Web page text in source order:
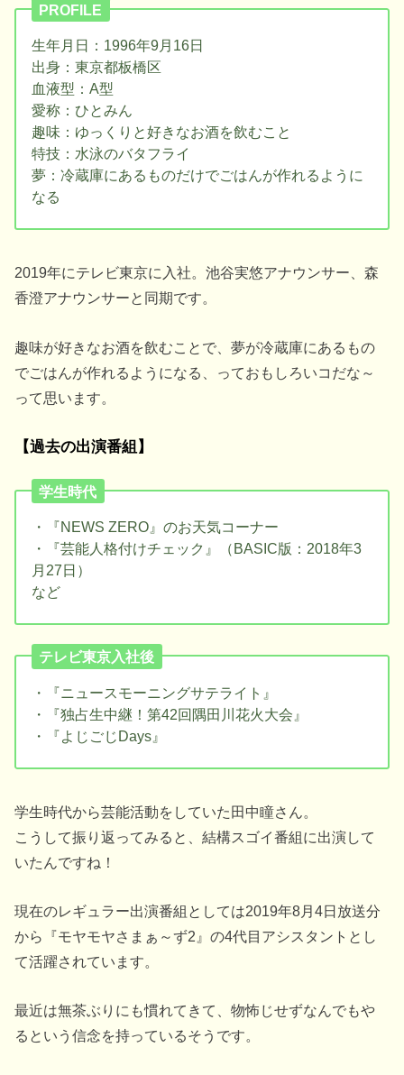
PROFILE
生年月日：1996年9月16日
出身：東京都板橋区
血液型：A型
愛称：ひとみん
趣味：ゆっくりと好きなお酒を飲むこと
特技：水泳のバタフライ
夢：冷蔵庫にあるものだけでごはんが作れるように
なる
2019年にテレビ東京に入社。池谷実悠アナウンサー、森
香澄アナウンサーと同期です。
趣味が好きなお酒を飲むことで、夢が冷蔵庫にあるもの
でごはんが作れるようになる、っておもしろいコだな～
って思います。
【過去の出演番組】
学生時代
・『NEWS ZERO』のお天気コーナー
・『芸能人格付けチェック』（BASIC版：2018年3
月27日）
など
テレビ東京入社後
・『ニュースモーニングサテライト』
・『独占生中継！第42回隅田川花火大会』
・『よじごじDays』
学生時代から芸能活動をしていた田中瞳さん。
こうして振り返ってみると、結構スゴイ番組に出演して
いたんですね！
現在のレギュラー出演番組としては2019年8月4日放送分
から『モヤモヤさまぁ～ず2』の4代目アシスタントとし
て活躍されています。
最近は無茶ぶりにも慣れてきて、物怖じせずなんでもや
るという信念を持っているそうです。